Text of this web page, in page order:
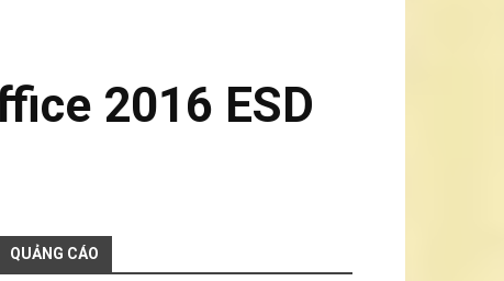
2016 ESD
QUẢNG CÁO